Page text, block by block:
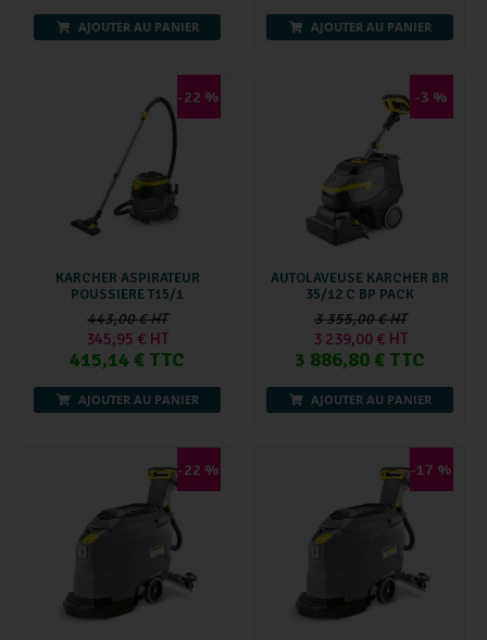
AJOUTER AU PANIER AJOUTER AU PANIER
-22 %
KARCHER ASPIRATEUR
POUSSIERE T15/1
443,00 € HT
345,95 € HT
415,14 € TTC
AJOUTER AU PANIER
-3 %
AUTOLAVEUSE KARCHER BR
35/12 C BP PACK
3 355,00 € HT
3 239,00 € HT
3 886,80 € TTC
AJOUTER AU PANIER
-22 % -17 %